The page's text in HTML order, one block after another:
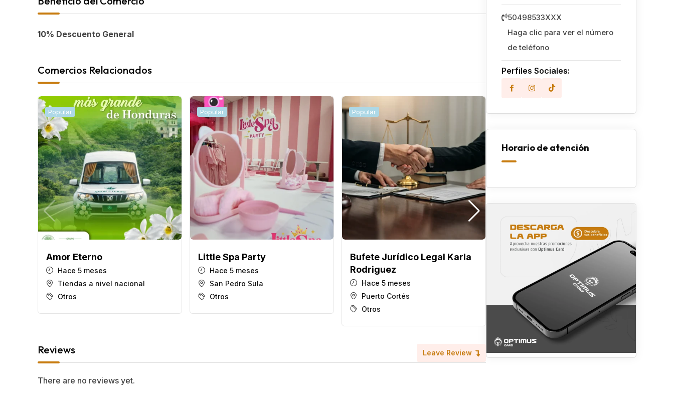
10% Descuento General
Comercios Relacionados
Popular
Amor Eterno
Hace 5 meses
Tiendas a nivel nacional
Otros
Popular
Little Spa Party
Hace 5 meses
San Pedro Sula
Otros
Popular
Bufete Jurídico Legal Karla
Rodriguez
Hace 5 meses
Puerto Cortés
Otros
Popular
Hace 5 meses
Tegucigalpa
Otros
Reviews Leave Review
There are no reviews yet.
50498533XXX
Haga clic para ver el número
de teléfono
Perfiles Sociales:
Horario de atención